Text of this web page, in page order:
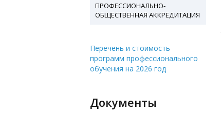
ПРОФЕССИОНАЛЬНО-
ОБЩЕСТВЕННАЯ АККРЕДИТАЦИЯ
Перечень и стоимость
программ профессионального
обучения на 2026 год
Документы